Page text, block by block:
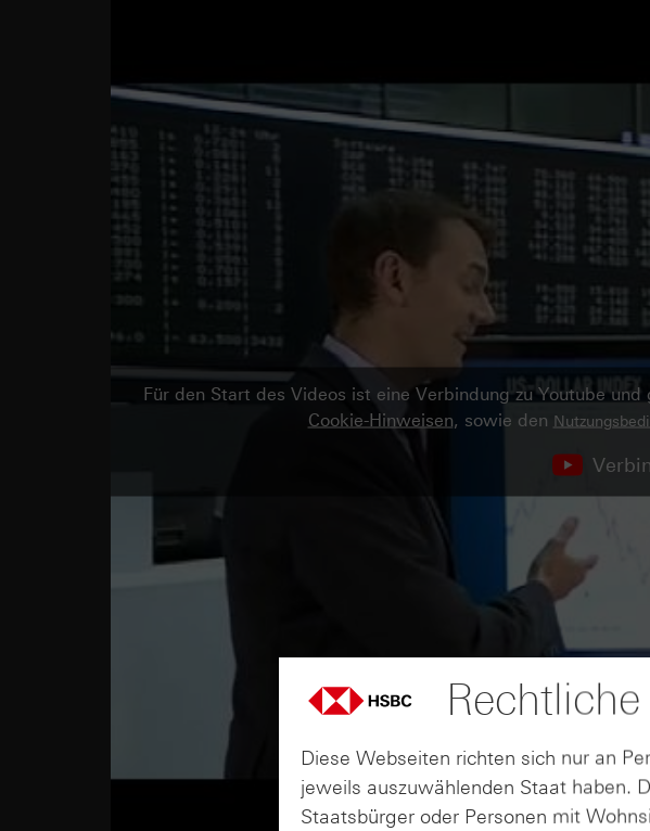
Für den Start des Videos ist eine Verbindung zu Youtube
Cookie-Hinweisen, sowie den
Diese Webseiten richten sich nur an
jeweils auszuwählenden Staat haben.
Staatsbürger oder Personen mit